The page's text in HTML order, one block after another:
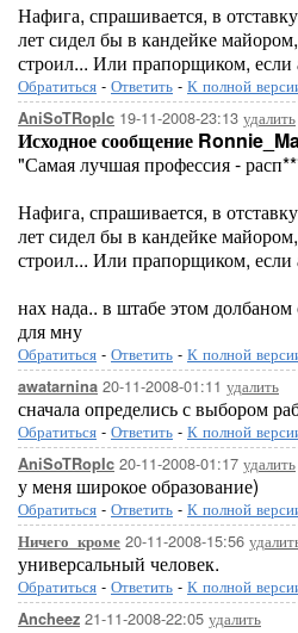
Нафига, спрашивается, в
лет сидел бы в кандейке
строил... Или прапорщиком, если
Обратиться - Ответить - К полной
AniSoTRopIc 19-11-2008-23:13 удалить
Исходное сообщение
"Самая лучшая профессия -
Нафига, спрашивается, в
лет сидел бы в кандейке
строил... Или прапорщиком, если
нах нада.. в штабе этом
для мну
Обратиться - Ответить - К полной
awatarnina 20-11-2008-01:11 удалить
сначала определись с выбором
Обратиться - Ответить - К полной
AniSoTRopIc 20-11-2008-01:17 удалить
у меня широкое образование)
Обратиться - Ответить - К полной
Ничего_кроме 20-11-2008-15:56
универсальный человек.
Обратиться - Ответить - К полной
Ancheez 21-11-2008-22:05 удалить